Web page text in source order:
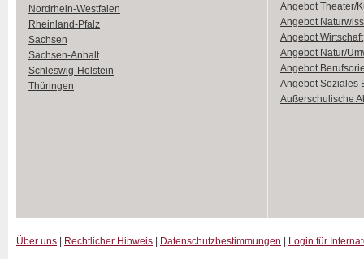
Nordrhein-Westfalen
Rheinland-Pfalz
Sachsen
Sachsen-Anhalt
Schleswig-Holstein
Thüringen
Angebot Theater/
Angebot
Angebot Wirtschaft
Angebot Natur/
Angebot
Angebot Soziales
Außerschulische
Über uns Rechtlicher Hinweis Datenschutzbestimmungen Login für